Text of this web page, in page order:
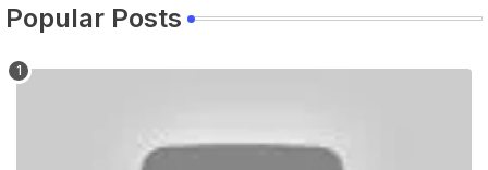
Popular Posts